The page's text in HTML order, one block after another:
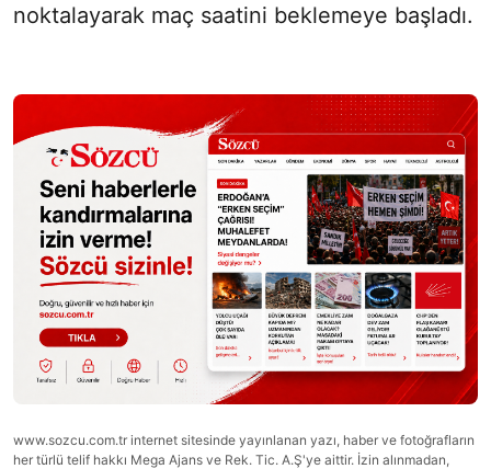
noktalayarak maç saatini beklemeye başladı.
www.sozcu.com.tr internet sitesinde yayınlanan yazı, haber ve fotoğrafların
her türlü telif hakkı Mega Ajans ve Rek. Tic. A.Ş'ye aittir. İzin alınmadan,